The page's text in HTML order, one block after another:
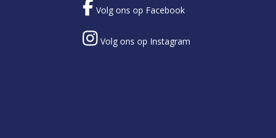
Volg ons op Facebook
Volg ons op Instagram